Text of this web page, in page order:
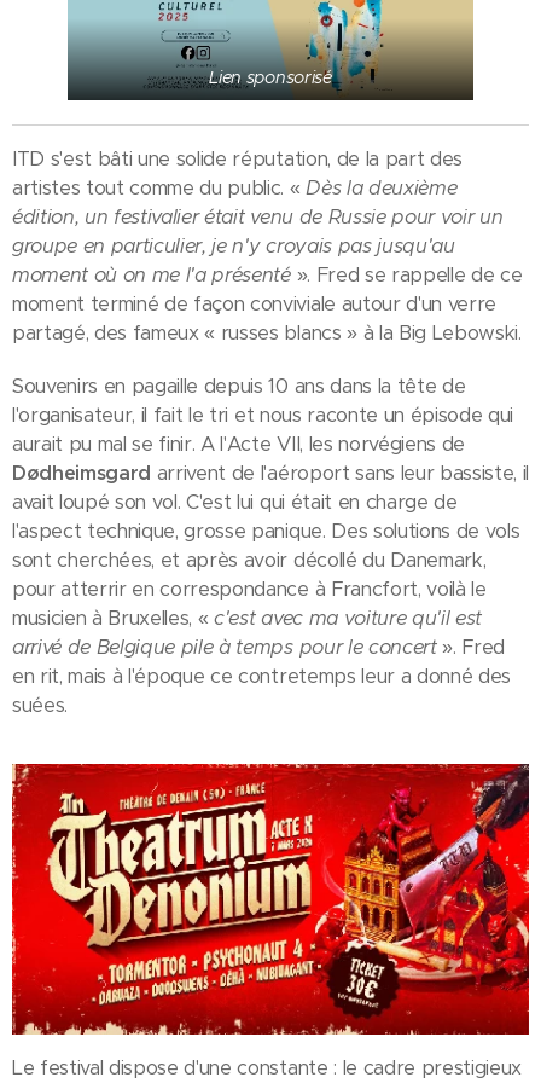
Lien sponsorisé
ITD s'est bâti une solide réputation, de la part des
artistes tout comme du public. «Dès la deuxième
édition, un festivalier était venu de Russie pour voir un
groupe en particulier, je n'y croyais pas jusqu'au
moment où on me l'a présenté». Fred se rappelle de ce
moment terminé de façon conviviale autour d'un verre
partagé, des fameux « russes blancs » à la Big Lebowski.
Souvenirs en pagaille depuis 10 ans dans la tête de
l'organisateur, il fait le tri et nous raconte un épisode qui
aurait pu mal se finir. A l'Acte VII, les norvégiens de
Dødheimsgard arrivent de l'aéroport sans leur bassiste, il
avait loupé son vol. C'est lui qui était en charge de
l'aspect technique, grosse panique. Des solutions de vols
sont cherchées, et après avoir décollé du Danemark,
pour atterrir en correspondance à Francfort, voilà le
musicien à Bruxelles, «c'est avec ma voiture qu'il est
arrivé de Belgique pile à temps pour le concert». Fred
en rit, mais à l'époque ce contretemps leur a donné des
suées.
Le festival dispose d'une constante : le cadre prestigieux